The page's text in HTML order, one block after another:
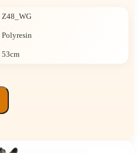
Z48_WG
Polyresin
53cm